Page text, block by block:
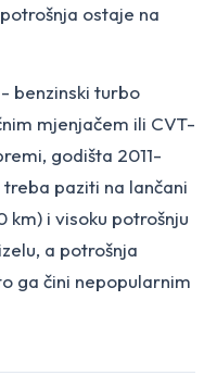
ostaje na
- benzinski turbo
mjenjačem ili CVT-
godišta 2011-
treba paziti na lančani
i visoku potrošnju
a potrošnja
ga čini nepopularnim